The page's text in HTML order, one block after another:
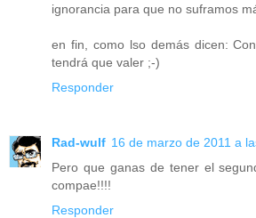
ignorancia para que no suframos
en fin, como lso demás dicen:
tendrá que valer ;-)
Responder
Rad-wulf 16 de marzo de 2011 a
Pero que ganas de tener el
compae!!!!
Responder